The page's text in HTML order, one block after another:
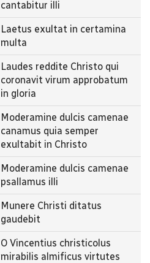
cantabitur illi
Laetus exultat in certamina
multa
Laudes reddite Christo qui
coronavit virum approbatum
in gloria
Moderamine dulcis camenae
canamus quia semper
exultabit in Christo
Moderamine dulcis camenae
psallamus illi
Munere Christi ditatus
gaudebit
O Vincentius christicolus
mirabilis almificus virtutes